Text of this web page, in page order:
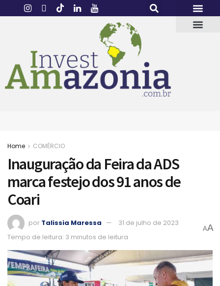
Home COMÉRCIO
Inauguração da Feira da ADS
marca festejo dos 91 anos de
Coari
por Talissia Maressa
31 de julho de 2023
Tempo de leitura: 3 minutos de leitura
AA